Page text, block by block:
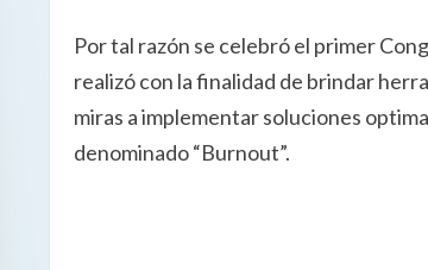
Por tal razón se celebró el primer
realizó con la finalidad de brindar
miras a implementar soluciones
denominado “Burnout”.